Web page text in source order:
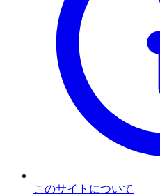
このサイトについて